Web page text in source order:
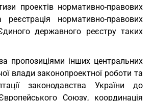
проектів нормативно-правових
реєстрація нормативно-правових
державного реєстру таких
пропозиціями інших центральних
влади законопроектної роботи та
законодавства України до
Союзу, координація